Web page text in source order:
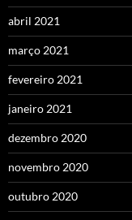
abril 2021
março 2021
fevereiro 2021
janeiro 2021
dezembro 2020
novembro 2020
outubro 2020